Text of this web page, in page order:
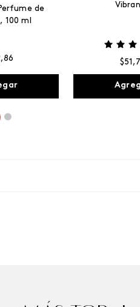
de
100 ml
,86 $51 ,